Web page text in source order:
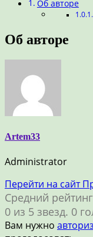
Об авторе
Об авторе
Artem33
Administrator
Перейти на сайт
Средний рейтинг
0 из 5 звезд. 0
Вам нужно